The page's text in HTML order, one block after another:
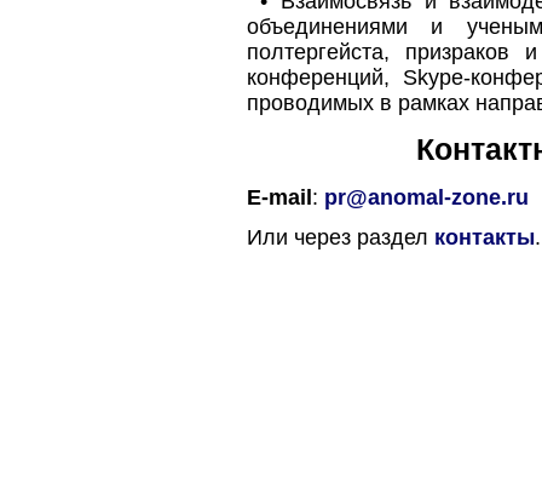
объединениями и
полтергейста, призраков
конференций, Skype-
проводимых в рамках
E-mail : pr@anomal-zone.ru
Или через раздел контакты.